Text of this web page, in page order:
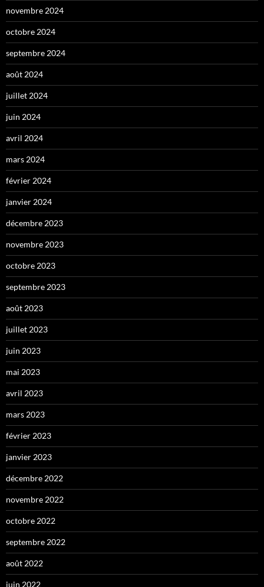
novembre 2024
octobre 2024
septembre 2024
août 2024
juillet 2024
juin 2024
avril 2024
mars 2024
février 2024
janvier 2024
décembre 2023
novembre 2023
octobre 2023
septembre 2023
août 2023
juillet 2023
juin 2023
mai 2023
avril 2023
mars 2023
février 2023
janvier 2023
décembre 2022
novembre 2022
octobre 2022
septembre 2022
août 2022
juin 2022